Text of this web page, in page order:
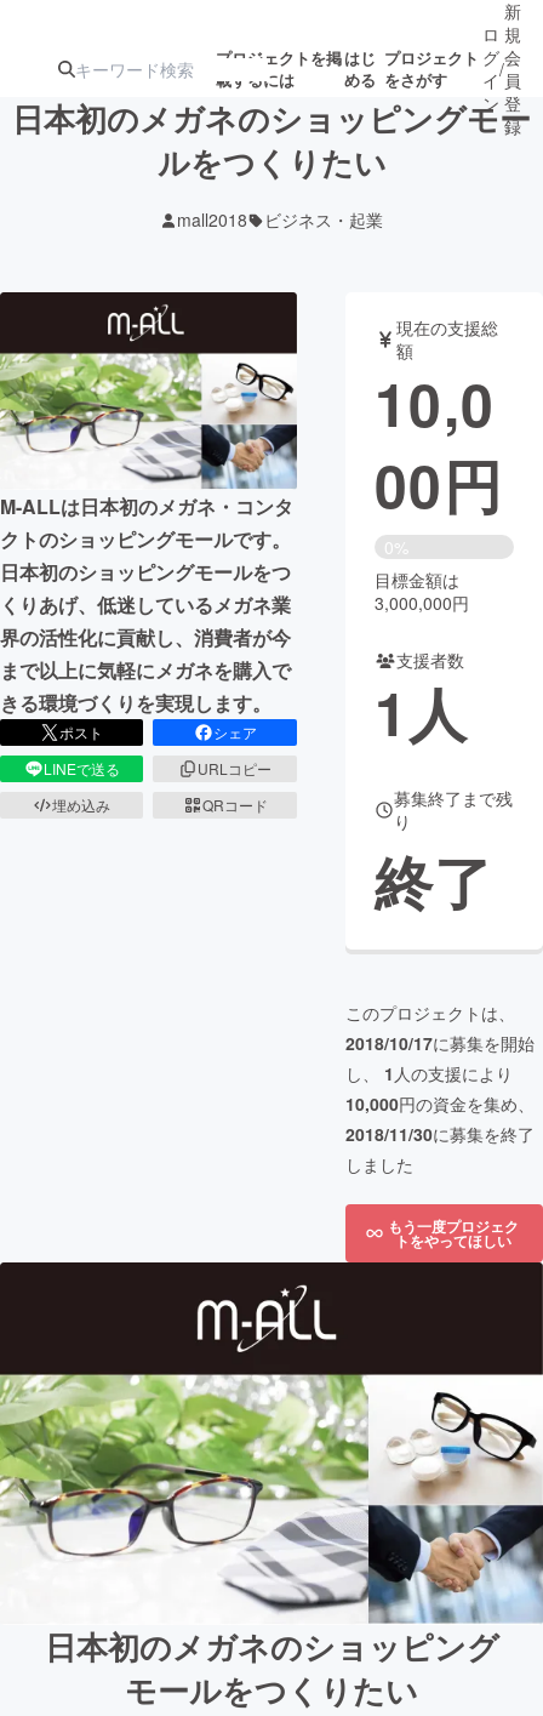
プロジェクトを掲
載するには
はじ
める
プロジェクト
をさがす
ジェクト
募集終了が近いプ
ロジェクト
アート・写真 音楽
テクノロジー・ガジェット ゲーム・
映像・映画 書籍・雑誌
ビジネス・起業 チャレンジ
まちづくり・地域活性化
CAMPFIRE for Social Good
CAMPFIRE Creation
CAMPFIREふるさと納税
コミュニティ
ロ
グ
イ
ン
/
新
規
会
員
登
録
日本初のメガネのショッピングモー
ルをつくりたい
mall2018 ビジネス・起業
M-ALLは日本初のメガネ・コンタ
クトのショッピングモールです。
日本初のショッピングモールをつ
くりあげ、低迷しているメガネ業
界の活性化に貢献し、消費者が今
まで以上に気軽にメガネを購入で
きる環境づくりを実現します。
ポスト
シェア
LINEで送る
URLコピー
埋め込み
QRコード
現在の支援総
額
10,0
00円
0%
目標金額は
3,000,000円
支援者数
1人
募集終了まで残
り
終了
このプロジェクトは、
2018/10/17に募集を開始
し、 1 人の支援により
10,000円の資金を集め、
2018/11/30に募集を終了
しました
もう一度プロジェク
トをやってほしい
日本初のメガネのショッピング
モールをつくりたい